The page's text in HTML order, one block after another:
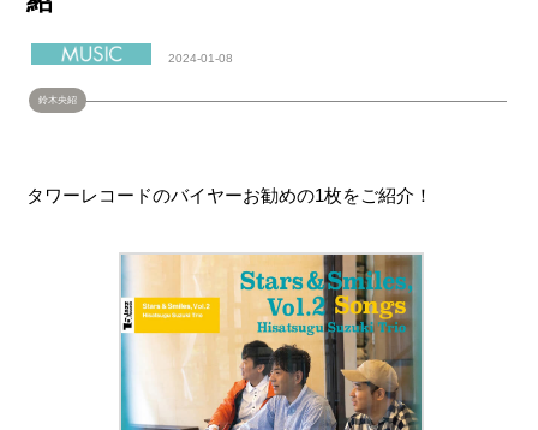
2024-01-08
鈴木央紹
タワーレコードのバイヤーお勧めの1枚をご紹介！